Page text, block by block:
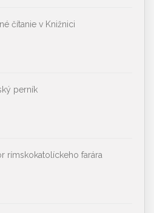
čítanie v Knižnici
perník
rímskokatolíckeho farára